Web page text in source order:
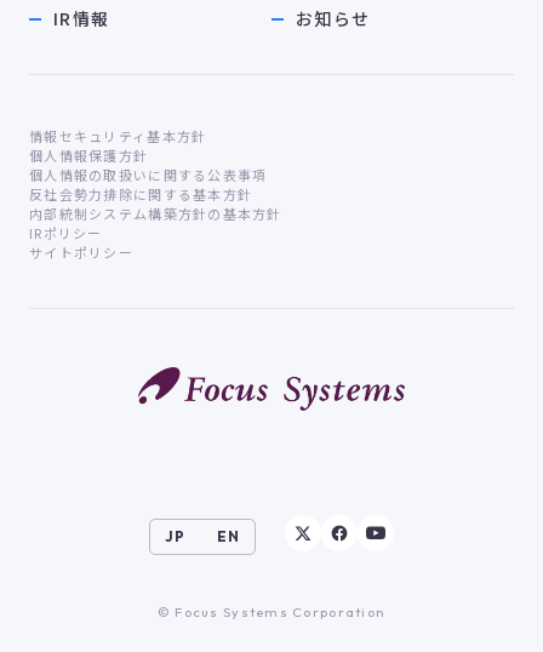
JP EN
© Focus Systems Corporation
IR情報
お知らせ
情報セキュリティ基本方針
個人情報保護方針
個人情報の取扱いに関する公表事項
反社会勢力排除に関する基本方針
内部統制システム構築方針の基本方針
IRポリシー
サイトポリシー